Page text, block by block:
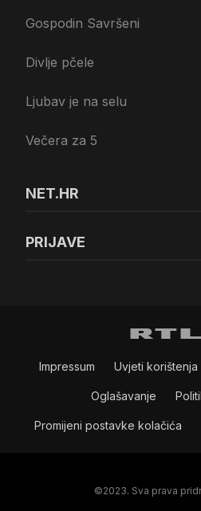
Gospodin Savršeni
Divlje pčele
Ljubav je na selu
Večera za 5
NET.HR
PRIJAVE
Impressum Uvjeti korištenja
Oglašavanje
Promijeni postavke kolačića
©2023. Sva prava